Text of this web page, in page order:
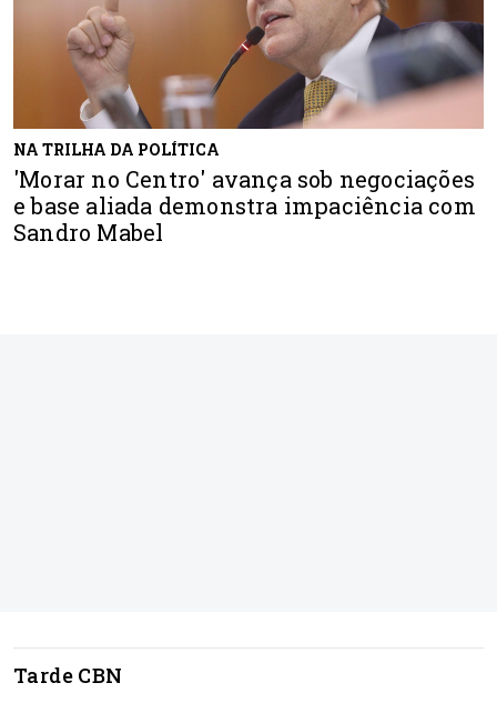
NA TRILHA DA POLÍTICA
'Morar no Centro' avança sob negociações
e base aliada demonstra impaciência com
Sandro Mabel
Tarde CBN